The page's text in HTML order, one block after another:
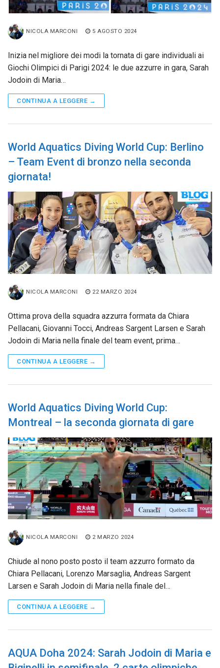
NICOLA MARCONI 5 AGOSTO 2024
Inizia nel migliore dei modi la tornata di gare individuali ai
Giochi Olimpici di Parigi 2024: le due azzurre in gara, Sarah
Jodoin di Maria…
CONTINUA A LEGGERE →
World Aquatics Diving World Cup: Berlino
– Team Event di bronzo nella seconda
giornata!
NICOLA MARCONI 22 MARZO 2024
Ottima prova della squadra azzurra formata da Chiara
Pellacani, Giovanni Tocci, Andreas Sargent Larsen e Sarah
Jodoin di Maria nella finale del team event, prima…
CONTINUA A LEGGERE →
World Aquatics Diving World Cup:
Montreal – la seconda giornata di gare
NICOLA MARCONI 2 MARZO 2024
Chiude al nono posto posto il team azzurro formato da
Chiara Pellacani, Lorenzo Marsaglia, Andreas Sargent
Larsen e Sarah Jodoin di Maria nella finale del…
CONTINUA A LEGGERE →
AQUA Doha 2024: Sarah Jodoin di Maria e